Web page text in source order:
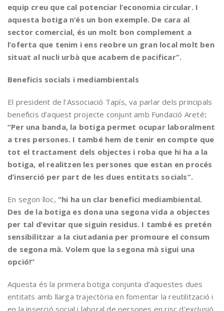
equip creu que cal potenciar l’economia circular. I
aquesta botiga n’és un bon exemple. De cara al
sector comercial, és un molt bon complement a
l’oferta que tenim i ens reobre un gran local molt ben
situat al nucli urbà que acabem de pacificar”.
Beneficis socials i mediambientals
El president de l’Associació Tapís, va parlar dels principals
beneficis d’aquest projecte conjunt amb Fundació Areté:
“Per una banda, la botiga permet ocupar laboralment
a tres persones. I també hem de tenir en compte que
tot el tractament dels objectes i roba que hi ha a la
botiga, el realitzen les persones que estan en procés
d’inserció per part de les dues entitats socials”.
En segon lloc, “hi ha un clar benefici mediambiental.
Des de la botiga es dona una segona vida a objectes
per tal d’evitar que siguin residus. I també es pretén
sensibilitzar a la ciutadania per promoure el consum
de segona mà. Volem que la segona mà sigui una
opció!”
Aquesta és la primera botiga conjunta d’aquestes dues
entitats amb llarga trajectòria en fomentar la reutilització i
en la inserció social i laboral de persones en risc d’exclusió.